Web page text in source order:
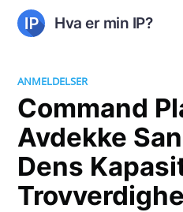
Hva er min IP?
ANMELDELSER
Command
Avdekke
Dens